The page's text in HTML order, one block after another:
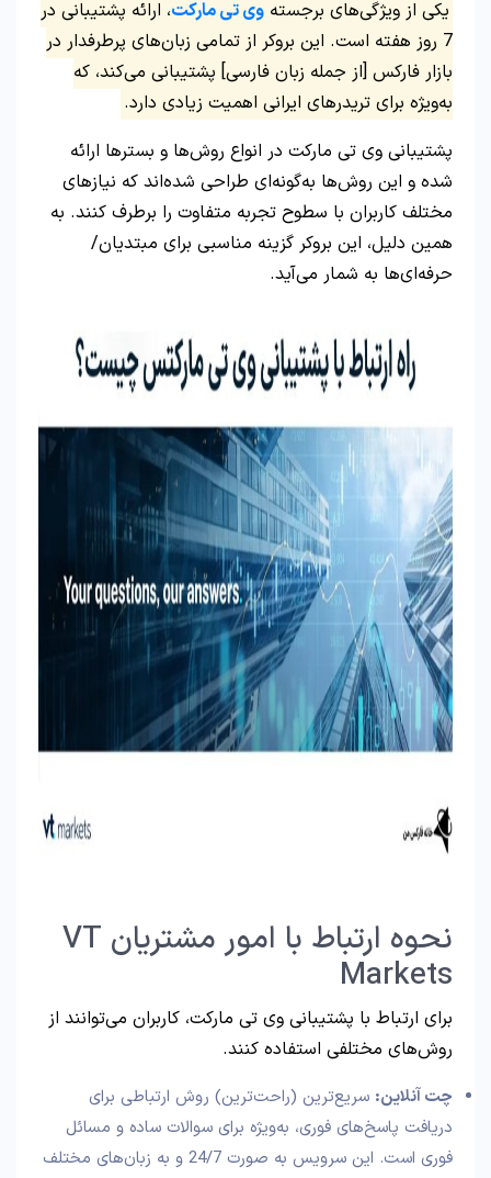
یکی از ویژگی‌های برجستهوی تی مارکت، ارائه پشتیبانی در
7 روز هفته است. این بروکر از تمامی زبان‌های پرطرفدار در
بازار فارکس [از جمله زبان فارسی] پشتیبانی می‌کند، که
به‌ویژه برای تریدرهای ایرانی اهمیت زیادی دارد.
پشتیبانی وی تی مارکت در انواع روش‌ها و بسترها ارائه
شده و این روش‌ها به‌گونه‌ای طراحی شده‌اند که نیازهای
مختلف کاربران با سطوح تجربه متفاوت را برطرف کنند. به
همین دلیل، این بروکر گزینه مناسبی برای مبتدیان/
حرفه‌ای‌ها به شمار می‌آید.
نحوه ارتباط با امور مشتریان VT
Markets
برای ارتباط با پشتیبانی وی تی مارکت، کاربران می‌توانند از
روش‌های مختلفی استفاده کنند.
چت آنلاین: سریع‌ترین (راحت‌ترین) روش ارتباطی برای
دریافت پاسخ‌های فوری، به‌ویژه برای سوالات ساده و مسائل
فوری است. این سرویس به صورت 24/7 و به زبان‌های مختلف